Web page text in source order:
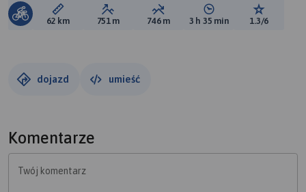
Długość trasy:
62 km Suma przewyższeń:
751 m Suma spadków:
746 m Średni czas potrzebny
3 h 35 min Ocena
1.3/6
dojazd umieść
Komentarze
Twój komentarz